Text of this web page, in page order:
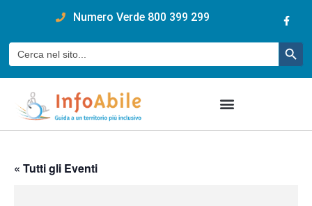
Numero Verde 800 399 299
Cerca:
« Tutti gli Eventi